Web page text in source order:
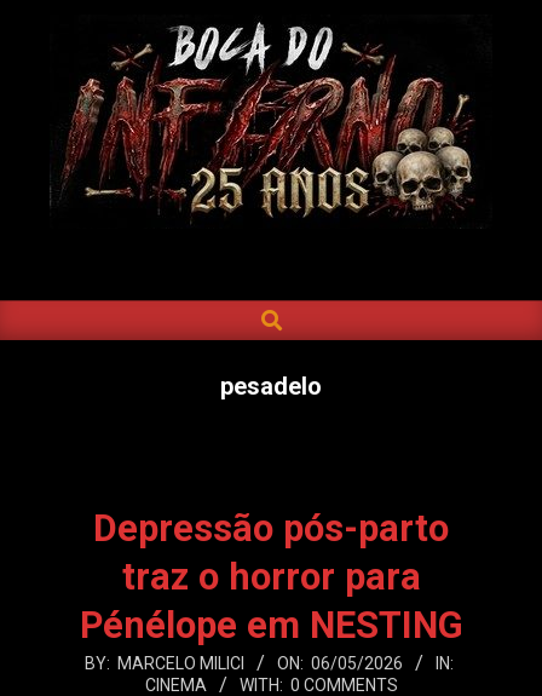
DO
INFERNO
Navigation
SEARCH
pesadelo
Depressão pós-parto
traz o horror para
Pénélope em NESTING
2026-
BY: MARCELO MILICI ON: 06/05/2026
IN:
CINEMA
WITH: 0 COMMENTS